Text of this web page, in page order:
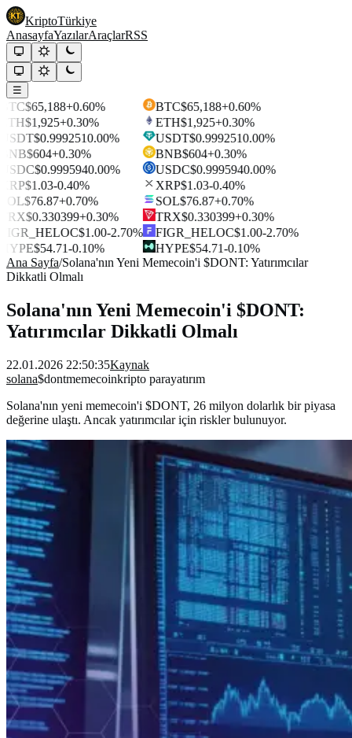
KriptoTürkiye
AnasayfaYazılarAraçlarRSS
☰
$65,188+0.60%
$1,925+0.30%
$0.9992510.00%
$604+0.30%
$0.9995940.00%
$1.03-0.40%
$76.87+0.70%
$0.330399+0.30%
$1.00-2.70%
$54.71-0.10%
BTC$65,188+0.60%
ETH$1,925+0.30%
USDT$0.9992510.00%
BNB$604+0.30%
USDC$0.9995940.00%
XRP$1.03-0.40%
SOL$76.87+0.70%
TRX$0.330399+0.30%
FIGR_HELOC$1.00-2.70%
HYPE$54.71-0.10%
Ana Sayfa/Solana'nın Yeni Memecoin'i $DONT: Yatırımcılar
Dikkatli Olmalı
Solana'nın Yeni Memecoin'i $DONT:
Yatırımcılar Dikkatli Olmalı
22.01.2026 22:50:35Kaynak
solana$dontmemecoinkripto parayatırım
Solana'nın yeni memecoin'i $DONT, 26 milyon dolarlık bir piyasa
değerine ulaştı. Ancak yatırımcılar için riskler bulunuyor.